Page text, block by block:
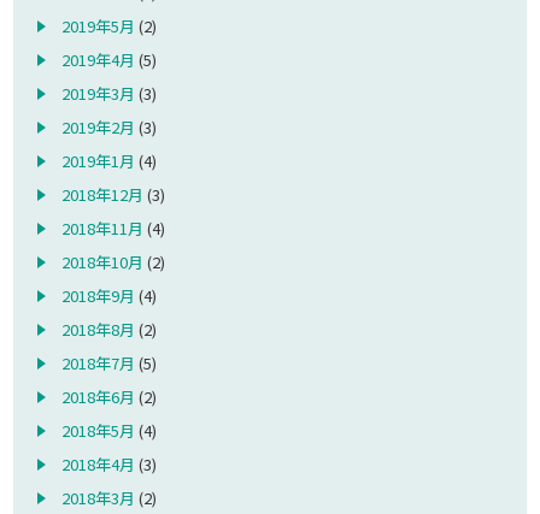
2019年5月 (2)
2019年4月 (5)
2019年3月 (3)
2019年2月 (3)
2019年1月 (4)
2018年12月 (3)
2018年11月 (4)
2018年10月 (2)
2018年9月 (4)
2018年8月 (2)
2018年7月 (5)
2018年6月 (2)
2018年5月 (4)
2018年4月 (3)
2018年3月 (2)